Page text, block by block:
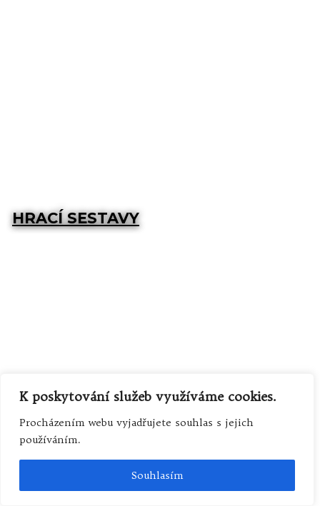
K poskytování služeb využíváme cookies.
Procházením webu vyjadřujete souhlas s jejich
používáním.
Souhlasím
HRACÍ SESTAVY
VLASTNÍ PIKLER